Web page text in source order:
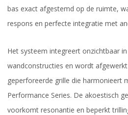
bas exact afgestemd op de ruimte,
respons en perfecte integratie met
Het systeem integreert onzichtbaar
wandconstructies en wordt
geperforeerde grille die harmonieert
Performance Series. De akoestisch
voorkomt resonantie en beperkt